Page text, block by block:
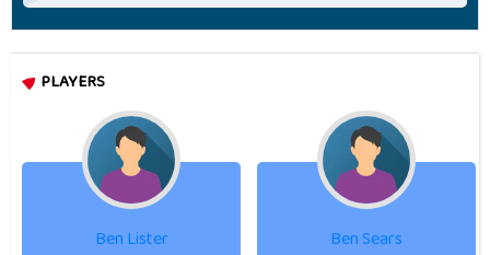
PLAYERS
Ben Lister Ben Sears